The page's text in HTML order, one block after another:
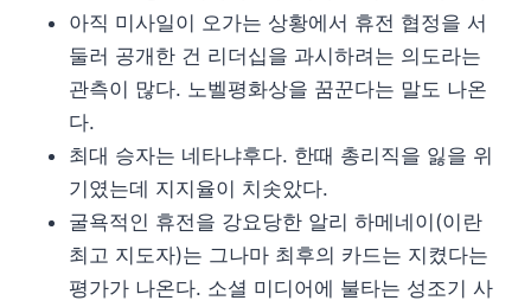
아직 미사일이 오가는 상황에서 휴전 협정을 서
둘러 공개한 건 리더십을 과시하려는 의도라는
관측이 많다. 노벨평화상을 꿈꾼다는 말도 나온
다.
최대 승자는 네타냐후다. 한때 총리직을 잃을 위
기였는데 지지율이 치솟았다.
굴욕적인 휴전을 강요당한 알리 하메네이(이란
최고 지도자)는 그나마 최후의 카드는 지켰다는
평가가 나온다. 소셜 미디어에 불타는 성조기 사